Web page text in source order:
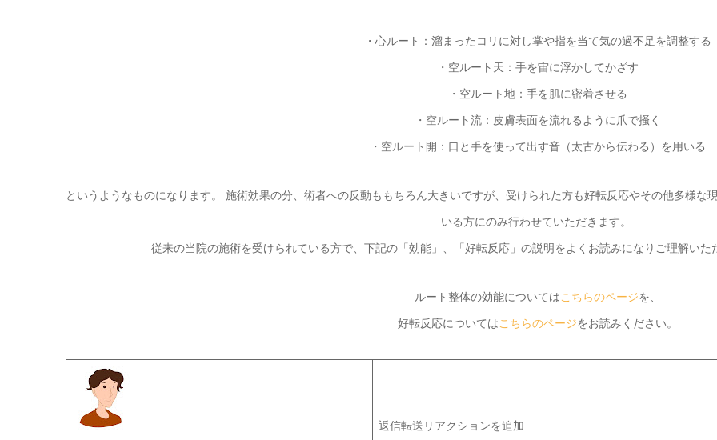
・心ルート：溜まったコリに対し掌や指を当て気の過不足を調整する
・空ルート天：手を宙に浮かしてかざす
・空ルート地：手を肌に密着させる
・空ルート流：皮膚表面を流れるように爪で掻く
・空ルート開：口と手を使って出す音（太古から伝わる）を用いる
というようなものになります。 施術効果の分、術者への反動ももちろん大きいですが、受けられた方も好転反応やその他多様
いる方にのみ行わせていただきます。
従来の当院の施術を受けられている方で、下記の「効能」、「好転反応」の説明をよくお読みになりご理解い
ルート整体の効能についてはこちらのページを、
好転反応についてはこちらのページをお読みください。
返信転送リアクションを追加